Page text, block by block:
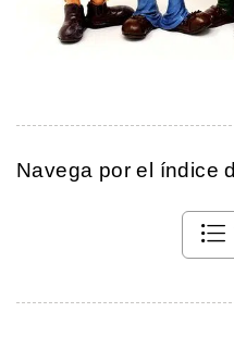
Navega por el índice